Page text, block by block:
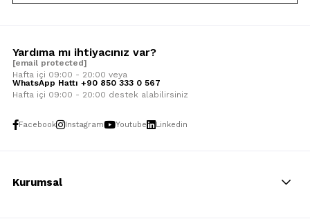
Yardıma mı ihtiyacınız var?
[email protected]
Hafta içi 09:00 - 20:00 veya
WhatsApp Hattı +90 850 333 0 567
Hafta içi 09:00 - 20:00 destek alabilirsiniz
Facebook Instagram Youtube Linkedin
Kurumsal